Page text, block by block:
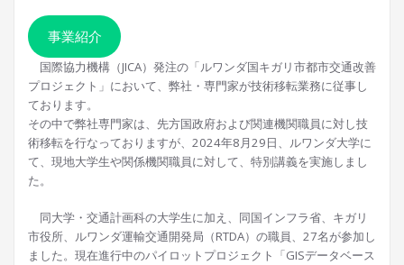
事業紹介
国際協力機構（JICA）発注の「ルワンダ国キガリ市都市交通改善
プロジェクト」において、弊社・専門家が技術移転業務に従事し
ております。
その中で弊社専門家は、先方国政府および関連機関職員に対し技
術移転を行なっておりますが、2024年8月29日、ルワンダ大学に
て、現地大学生や関係機関職員に対して、特別講義を実施しまし
た。
同大学・交通計画科の大学生に加え、同国インフラ省、キガリ
市役所、ルワンダ運輸交通開発局（RTDA）の職員、27名が参加し
ました。現在進行中のパイロットプロジェクト「GISデータベース